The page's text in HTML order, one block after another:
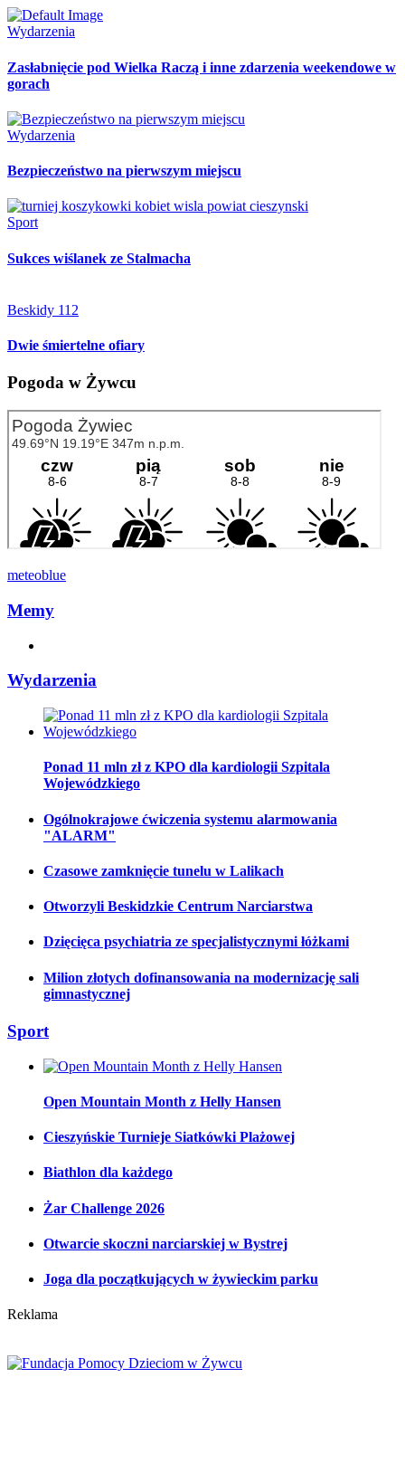
Wydarzenia
Zasłabnięcie pod Wielka Raczą i inne zdarzenia weekendowe w
gorach
Wydarzenia
Bezpieczeństwo na pierwszym miejscu
Sport
Sukces wiślanek ze Stalmacha
Beskidy 112
Dwie śmiertelne ofiary
Pogoda w Żywcu
meteoblue
Memy
Wydarzenia
Ponad 11 mln zł z KPO dla kardiologii Szpitala
Wojewódzkiego
Ogólnokrajowe ćwiczenia systemu alarmowania
"ALARM"
Czasowe zamknięcie tunelu w Lalikach
Otworzyli Beskidzkie Centrum Narciarstwa
Dzięcięca psychiatria ze specjalistycznymi łóżkami
Milion złotych dofinansowania na modernizację sali
gimnastycznej
Sport
Open Mountain Month z Helly Hansen
Cieszyńskie Turnieje Siatkówki Plażowej
Biathlon dla każdego
Żar Challenge 2026
Otwarcie skoczni narciarskiej w Bystrej
Joga dla początkujących w żywieckim parku
Reklama